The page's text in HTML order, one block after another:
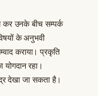
कर उनके बीच सम्पर्क
के अनुभवी
कराया। प्रकृति
रहा।
देखा जा सकता है।